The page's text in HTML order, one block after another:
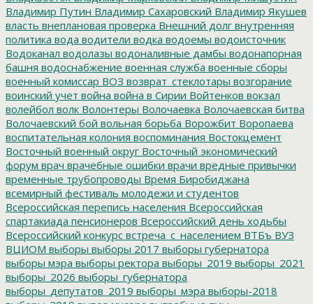
Владимир Путин Владимир Сахаровский Владимир Якушев
власть внеплановая проверка Внешний долг внутренняя
политика вода водители водка водоемы водоисточник
Водоканал водолазы водоналивные дамбы водонапорная
башня водоснабжение военная служба военные сборы
военный комиссар ВОЗ возврат_стеклотары возгорание
воинский учет война война в Сирии Войтенков вокзал
волейбол волк Волонтеры Волочаевка Волочаевская битва
Волочаевский бой вольная борьба Ворожбит Воропаева
воспитательная колония воспоминания Востокцемент
Восточный военный округ Восточный экономический
форум врач врачебные ошибки врачи вредные привычки
временные трубопроводы Время Биробиджана
всемирный фестиваль молодежи и студентов
Всероссийская перепись населения Всероссийская
спартакиада пенсионеров Всероссийский день ходьбы
Всероссийский конкурс встреча_с_населением ВТБъ ВУЗ
ВЦИОМ выборы выборы 2017 выборы губернатора
выборы мэра выборы ректора выборы_2019 выборы_2021
выборы_2026 выборы_губернатора
выборы_депутатов_2019 выборы_мэра выборы-2018